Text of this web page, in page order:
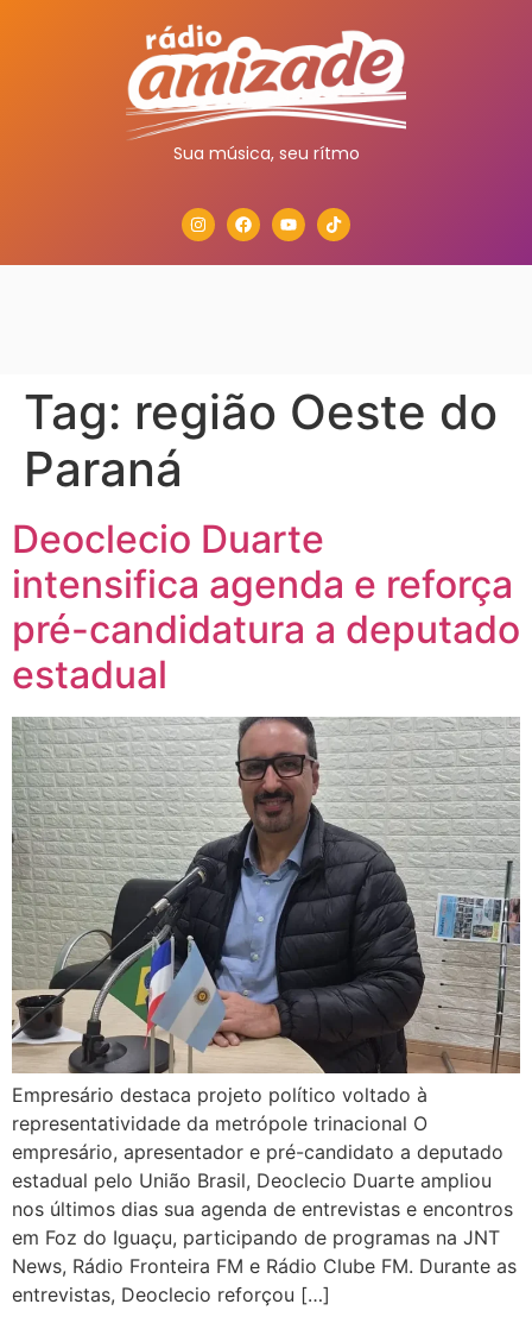
Sua música, seu rítmo
Tag: região Oeste do
Paraná
Deoclecio Duarte
intensifica agenda e reforça
pré-candidatura a deputado
estadual
Empresário destaca projeto político voltado à
representatividade da metrópole trinacional O
empresário, apresentador e pré-candidato a deputado
estadual pelo União Brasil, Deoclecio Duarte ampliou
nos últimos dias sua agenda de entrevistas e encontros
em Foz do Iguaçu, participando de programas na JNT
News, Rádio Fronteira FM e Rádio Clube FM. Durante as
entrevistas, Deoclecio reforçou […]